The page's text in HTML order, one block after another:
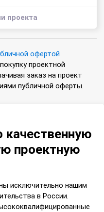
проекта
офертой
проектной
заказ на проект
публичной оферты.
качественную
проектную
исключительно нашим
в России.